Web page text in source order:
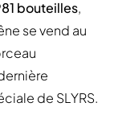
bouteilles,
se vend au
de SLYRS.